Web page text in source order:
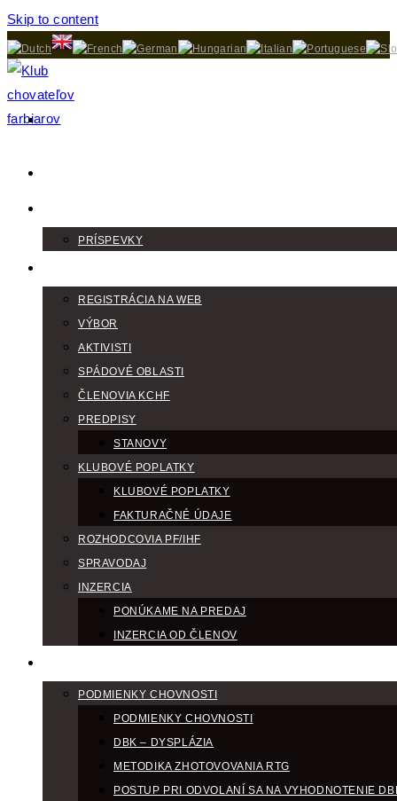
Skip to content
PRÍSPEVKY
REGISTRÁCIA NA WEB
VÝBOR
AKTIVISTI
SPÁDOVÉ OBLASTI
ČLENOVIA KCHF
PREDPISY
STANOVY
KLUBOVÉ POPLATKY
KLUBOVÉ POPLATKY
FAKTURAČNÉ ÚDAJE
ROZHODCOVIA PF/IHF
SPRAVODAJ
INZERCIA
PONÚKAME NA PREDAJ
INZERCIA OD ČLENOV
PODMIENKY CHOVNOSTI
PODMIENKY CHOVNOSTI
DBK – DYSPLÁZIA
METODIKA ZHOTOVOVANIA RTG
POSTUP PRI ODVOLANÍ SA NA VYHODNOTENIE